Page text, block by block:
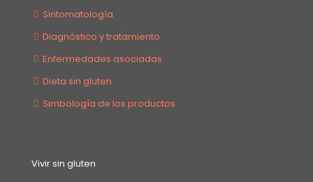
Sintomatología
Diagnóstico y tratamiento
Enfermedades asociadas
Dieta sin gluten
Simbología de los productos
Vivir sin gluten